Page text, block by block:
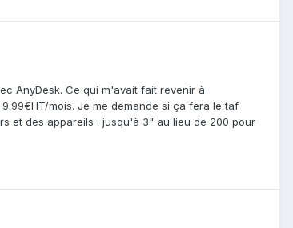
AnyDesk. Ce qui m'avait fait revenir à
mois. Je me demande si ça fera le taf
et des appareils : jusqu'à 3" au lieu de 200 pour